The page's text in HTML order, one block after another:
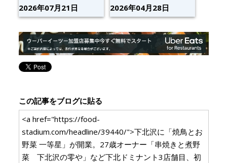
2026年07月21日 2026年04月28日
この記事をブログに貼る
<a href="https://food-
stadium.com/headline/39440/">下北沢に「焼鳥とお
野菜 一等星」が開業。27歳オーナー「串焼きと煮野
菜 下北沢の零や」など下北ドミナント3店舗目、初